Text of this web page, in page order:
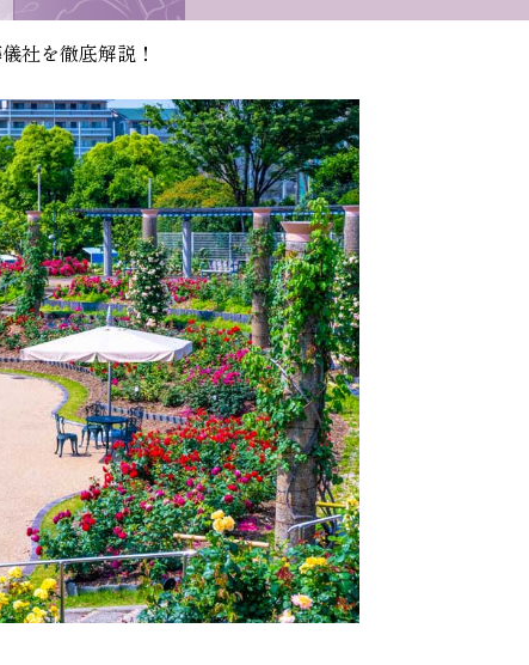
社を徹底解説！